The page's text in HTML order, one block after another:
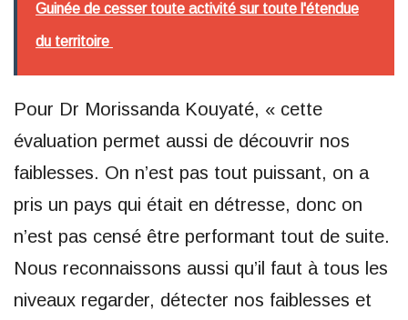
Guinée de cesser toute activité sur toute l'étendue
du territoire
Pour Dr Morissanda Kouyaté, « cette
évaluation permet aussi de découvrir nos
faiblesses. On n’est pas tout puissant, on a
pris un pays qui était en détresse, donc on
n’est pas censé être performant tout de suite.
Nous reconnaissons aussi qu’il faut à tous les
niveaux regarder, détecter nos faiblesses et